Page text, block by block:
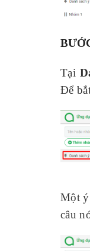
Tại
Để
Một ý
câu